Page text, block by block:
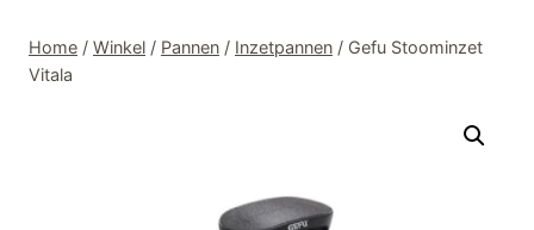
Home / Winkel / Pannen / Inzetpannen / Gefu Stoominzet
Vitala